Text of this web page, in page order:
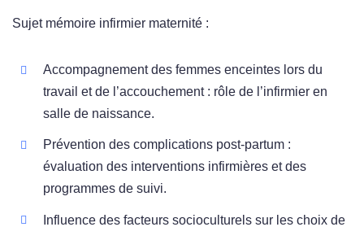
Sujet mémoire infirmier maternité :
Accompagnement des femmes enceintes lors du
travail et de l’accouchement : rôle de l’infirmier en
salle de naissance.
Prévention des complications post-partum :
évaluation des interventions infirmières et des
programmes de suivi.
Influence des facteurs socioculturels sur les choix de